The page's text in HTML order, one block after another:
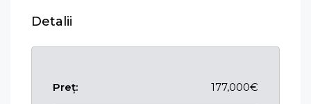
Detalii
Preț: 177,000€